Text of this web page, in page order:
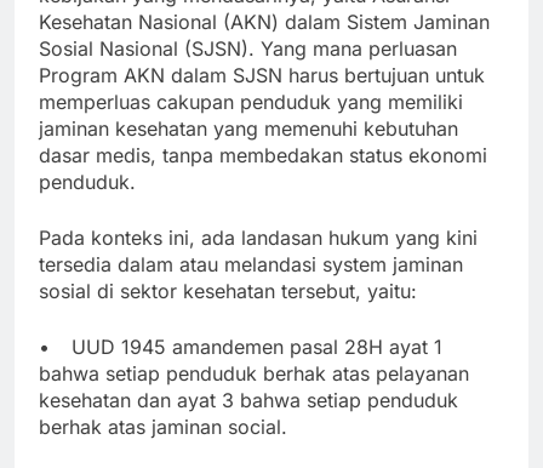
Kesehatan Nasional (AKN) dalam Sistem Jaminan
Sosial Nasional (SJSN). Yang mana perluasan
Program AKN dalam SJSN harus bertujuan untuk
memperluas cakupan penduduk yang memiliki
jaminan kesehatan yang memenuhi kebutuhan
dasar medis, tanpa membedakan status ekonomi
penduduk.
Pada konteks ini, ada landasan hukum yang kini
tersedia dalam atau melandasi system jaminan
sosial di sektor kesehatan tersebut, yaitu:
•
UUD 1945 amandemen pasal 28H ayat 1
bahwa setiap penduduk berhak atas pelayanan
kesehatan dan ayat 3 bahwa setiap penduduk
berhak atas jaminan social.